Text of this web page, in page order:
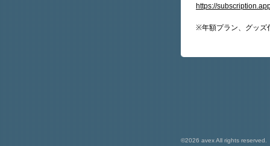
https://
※年額プラン、グッズ
©2026 avex All rights reserved.